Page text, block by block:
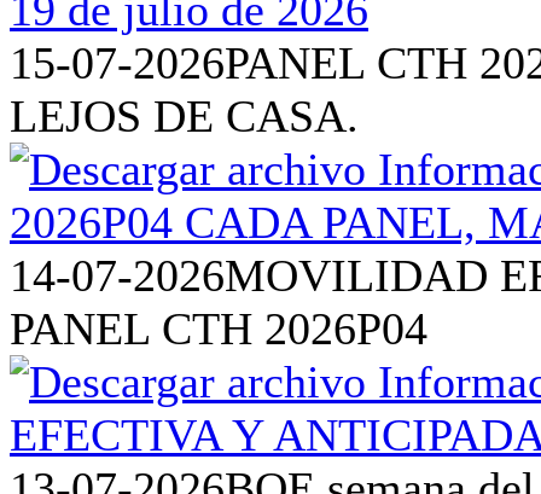
15-07-2026PANEL CTH
LEJOS DE CASA.
14-07-2026MOVILIDAD
PANEL CTH 2026P04